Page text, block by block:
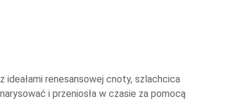
renesansowej cnoty, szlachcica
i przeniosła w czasie za pomocą